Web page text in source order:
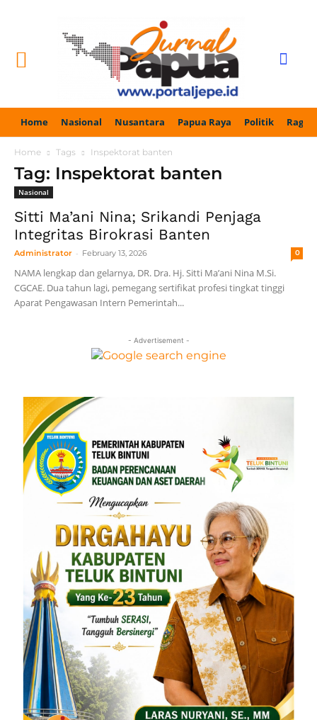
Home Nasional Nusantara Papua Raya Politik
Home Tags Inspektorat banten
Tag: Inspektorat banten
Nasional
Sitti Ma’ani Nina; Srikandi Penjaga
Integritas Birokrasi Banten
Administrator - February 13, 2026 0
NAMA lengkap dan gelarnya, DR. Dra. Hj. Sitti Ma’ani Nina M.Si.
CGCAE. Dua tahun lagi, pemegang sertifikat profesi tingkat tinggi
Aparat Pengawasan Intern Pemerintah...
- Advertisement -